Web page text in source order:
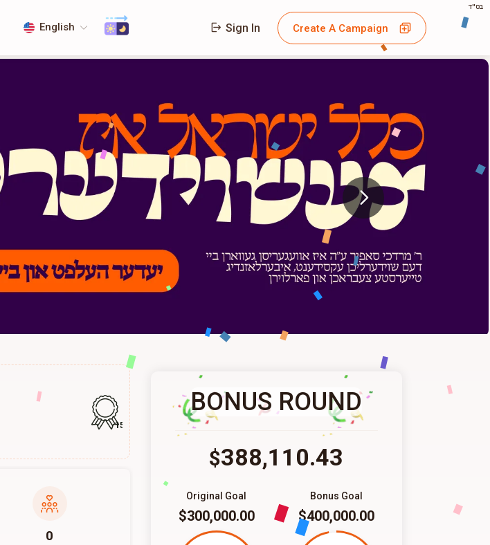
בס"ד
English Sign In Create A Campaign
157
0
BONUS ROUND
$388,110.43
Bonus Goal
$400,000.00
Original Goal
$300,000.00